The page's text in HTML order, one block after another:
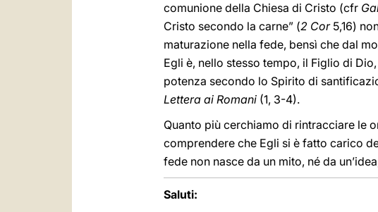
comunione della Chiesa di Cristo (cfr
Cristo secondo la carne” (2 Cor 5,16)
maturazione nella fede, bensì che dal
Egli è, nello stesso tempo, il Figlio di
potenza secondo lo Spirito di
Lettera ai Romani (1, 3-4).
Quanto più cerchiamo di rintracciare le
comprendere che Egli si è fatto carico
fede non nasce da un mito, né da
Saluti: